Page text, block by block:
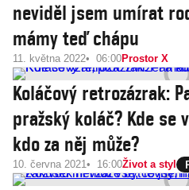
neviděl jsem umírat
mámy teď chápu
11. května 2022 06:00Prostor X
Koláčový retrozázrak:
pražský koláč? Kde se
kdo za něj může?
10. června 2021 16:00Život a styl